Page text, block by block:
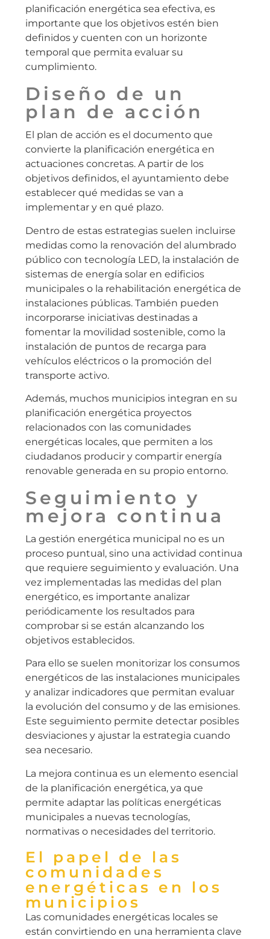
planificación energética sea efectiva, es
importante que los objetivos estén bien
definidos y cuenten con un horizonte
temporal que permita evaluar su
cumplimiento.
Diseño de un
plan de acción
El plan de acción es el documento que
convierte la planificación energética en
actuaciones concretas. A partir de los
objetivos definidos, el ayuntamiento debe
establecer qué medidas se van a
implementar y en qué plazo.
Dentro de estas estrategias suelen incluirse
medidas como la renovación del alumbrado
público con tecnología LED, la instalación de
sistemas de energía solar en edificios
municipales o la rehabilitación energética de
instalaciones públicas. También pueden
incorporarse iniciativas destinadas a
fomentar la movilidad sostenible, como la
instalación de puntos de recarga para
vehículos eléctricos o la promoción del
transporte activo.
Además, muchos municipios integran en su
planificación energética proyectos
relacionados con las comunidades
energéticas locales, que permiten a los
ciudadanos producir y compartir energía
renovable generada en su propio entorno.
Seguimiento y
mejora continua
La gestión energética municipal no es un
proceso puntual, sino una actividad continua
que requiere seguimiento y evaluación. Una
vez implementadas las medidas del plan
energético, es importante analizar
periódicamente los resultados para
comprobar si se están alcanzando los
objetivos establecidos.
Para ello se suelen monitorizar los consumos
energéticos de las instalaciones municipales
y analizar indicadores que permitan evaluar
la evolución del consumo y de las emisiones.
Este seguimiento permite detectar posibles
desviaciones y ajustar la estrategia cuando
sea necesario.
La mejora continua es un elemento esencial
de la planificación energética, ya que
permite adaptar las políticas energéticas
municipales a nuevas tecnologías,
normativas o necesidades del territorio.
El papel de las
comunidades
energéticas en los
municipios
Las comunidades energéticas locales se
están convirtiendo en una herramienta clave